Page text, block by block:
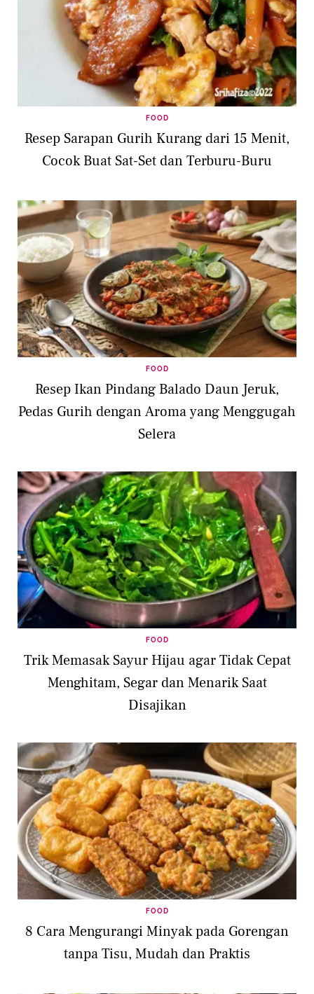
FOOD
Resep Sarapan Gurih Kurang dari 15 Menit,
Cocok Buat Sat-Set dan Terburu-Buru
FOOD
Resep Ikan Pindang Balado Daun Jeruk,
Pedas Gurih dengan Aroma yang Menggugah
Selera
FOOD
Trik Memasak Sayur Hijau agar Tidak Cepat
Menghitam, Segar dan Menarik Saat
Disajikan
FOOD
8 Cara Mengurangi Minyak pada Gorengan
tanpa Tisu, Mudah dan Praktis